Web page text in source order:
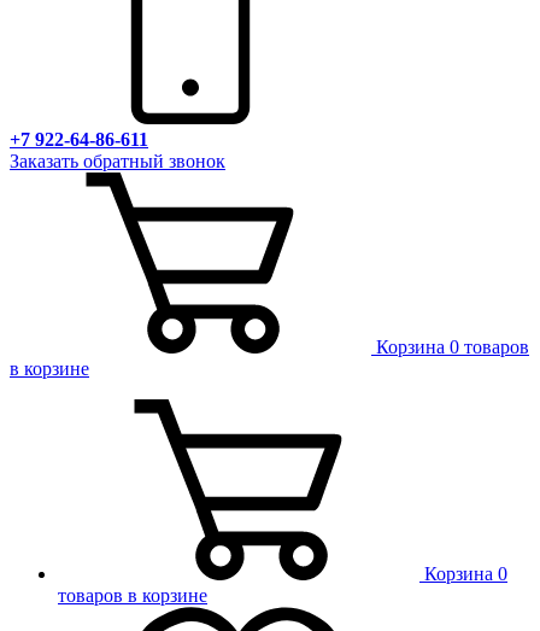
+7 922-64-86-611
Заказать обратный звонок
Корзина 0 товаров
в корзине
Корзина 0
товаров в корзине